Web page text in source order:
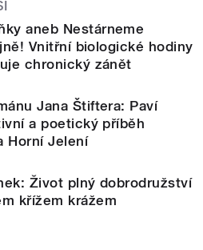
aneb Nestárneme
Vnitřní biologické hodiny
chronický zánět
Jana Štiftera: Paví
a poetický příběh
Horní Jelení
Život plný dobrodružství
křížem krážem